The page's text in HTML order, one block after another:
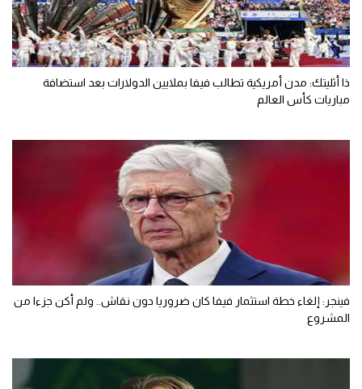
ذا أثليتك: مدن أمريكية تطالب فيفا بملايين الدولارات بعد استضافة
مباريات كأس العالم
فينجر: إلغاء خطة استثمار فيفا كان ضروريا دون نقاش.. ولم أكن جزءا من
المشروع